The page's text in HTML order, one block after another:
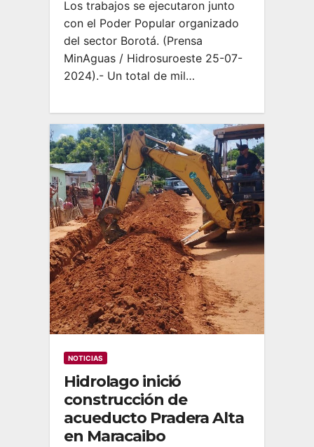
Los trabajos se ejecutaron junto
con el Poder Popular organizado
del sector Borotá. (Prensa
MinAguas / Hidrosuroeste 25-07-
2024).- Un total de mil…
NOTICIAS
Hidrolago inició
construcción de
acueducto Pradera Alta
en Maracaibo